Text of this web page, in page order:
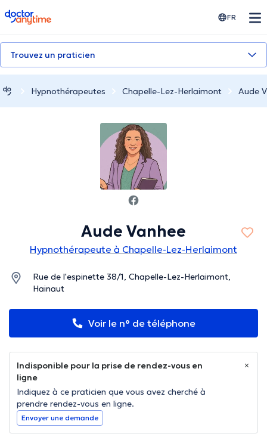
doctoranytime FR
Trouvez un praticien
Hypnothérapeutes Chapelle-Lez-Herlaimont Aude
Aude Vanhee
Hypnothérapeute à Chapelle-Lez-Herlaimont
Rue de l'espinette 38/1, Chapelle-Lez-Herlaimont,
Hainaut
Voir le n° de téléphone
Indisponible pour la prise de rendez-vous en
ligne
Indiquez à ce praticien que vous avez cherché à
prendre rendez-vous en ligne.
Envoyer une demande